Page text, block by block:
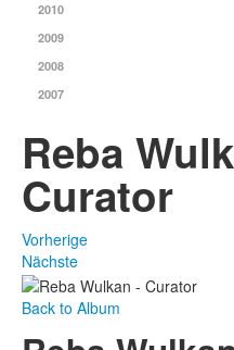
2010
2009
2008
2007
Reba
Curator
Vorherige
Nächste
Back to Album